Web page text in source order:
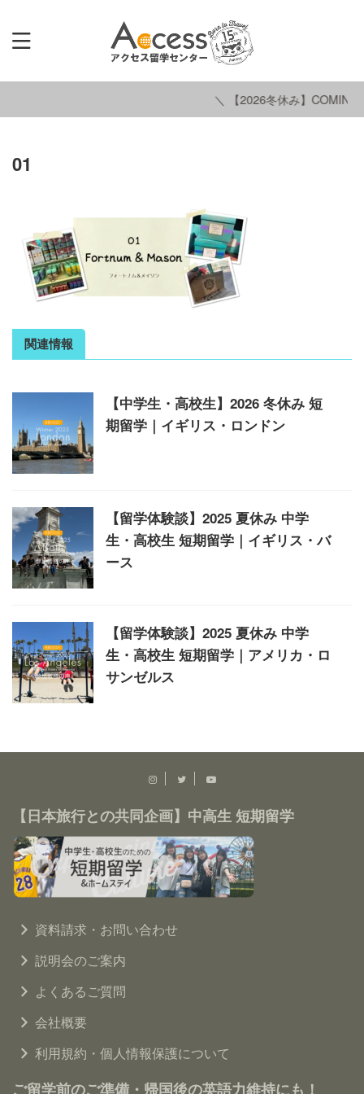
＼ 【2026冬休み】COMING
01
関連情報
【中学生・高校生】2026 冬休み 短
期留学｜イギリス・ロンドン
【留学体験談】2025 夏休み 中学
生・高校生 短期留学｜イギリス・バ
ース
【留学体験談】2025 夏休み 中学
生・高校生 短期留学｜アメリカ・ロ
サンゼルス
【日本旅行との共同企画】中高生 短期留学
資料請求・お問い合わせ
説明会のご案内
よくあるご質問
会社概要
利用規約・個人情報保護について
ご留学前のご準備・帰国後の英語力維持にも！